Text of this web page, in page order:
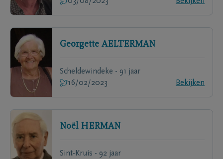
Georgette AELTERMAN
Scheldewindeke - 91 jaar
16/02/2023
Bekijken
Noël HERMAN
Sint-Kruis - 92 jaar